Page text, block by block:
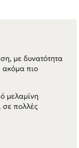
με δυνατότητα
ακόμα πιο
μελαμίνη
σε πολλές